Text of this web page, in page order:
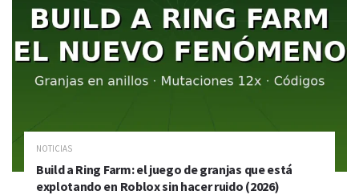
NOTICIAS
Build a Ring Farm: el juego de granjas que está
explotando en Roblox sin hacer ruido (2026)